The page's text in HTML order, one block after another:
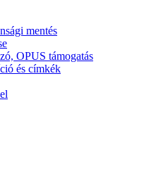
mentés
OPUS támogatás
és címkék